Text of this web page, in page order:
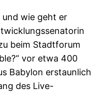
und wie geht er
beim Stadtforum
vor etwa 400
Babylon erstaunlich
des Live-